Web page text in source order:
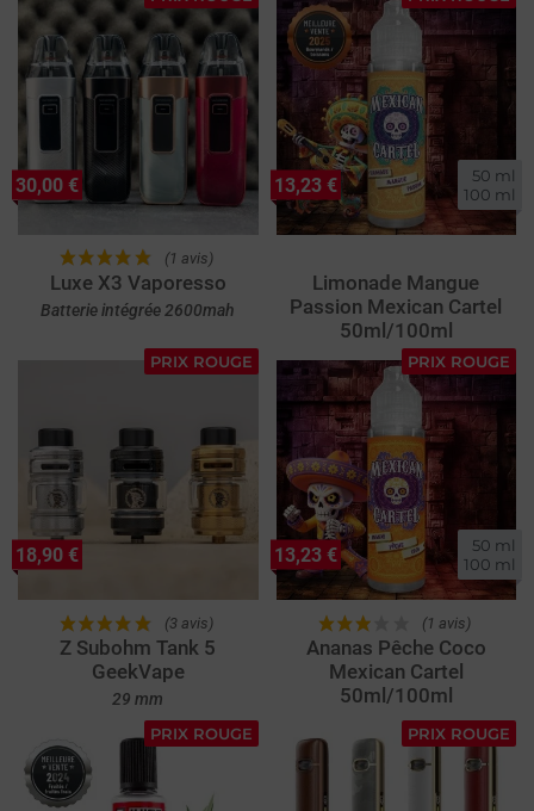
(1 avis)
Luxe X3 Vaporesso
Batterie intégrée 2600mah
30,00 €
50 ml
100 ml
Limonade Mangue
Passion Mexican Cartel
50ml/100ml
13,23 €
PRIX ROUGE
(3 avis)
Z Subohm Tank 5
GeekVape
29 mm
18,90 €
PRIX ROUGE
50 ml
100 ml
(1 avis)
Ananas Pêche Coco
Mexican Cartel
50ml/100ml
13,23 €
PRIX ROUGE PRIX ROUGE